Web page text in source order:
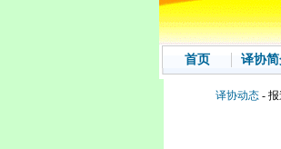
首页 译协简
译协动态 -